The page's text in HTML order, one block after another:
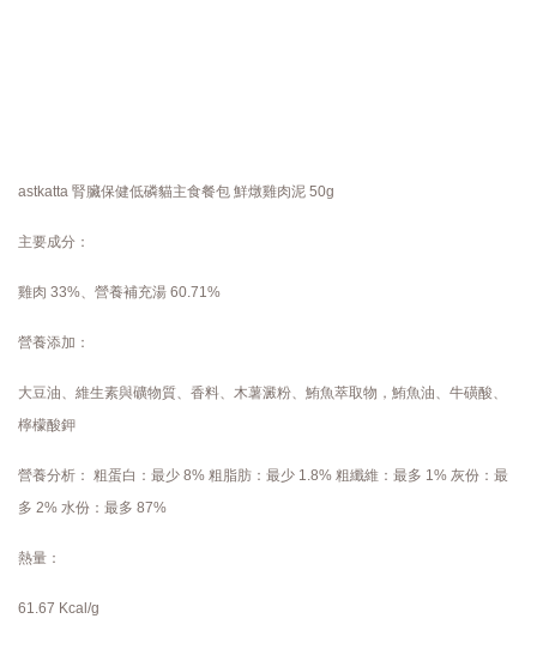
astkatta 腎臟保健低磷貓主食餐包 鮮燉雞肉泥 50g
主要成分：
雞肉 33%、營養補充湯 60.71%
營養添加 ：
大豆油、維生素與礦物質、香料、木薯澱粉、鮪魚萃取物，鮪魚油、牛磺酸、
檸檬酸鉀
營養分析： 粗蛋白：最少 8% 粗脂肪：最少 1.8% 粗纖維：最多 1% 灰份：最
多 2% 水份：最多 87%
熱量：
61.67 Kcal/g